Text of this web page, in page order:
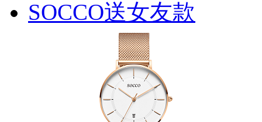
SOCCO送女友款